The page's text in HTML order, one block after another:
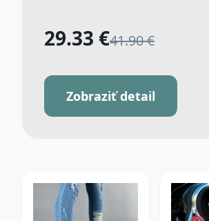
29.33 €41.90 €
Zobraziť detail